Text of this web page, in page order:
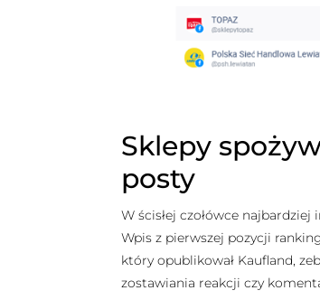
Sklepy
posty
W ścisłej czołówce
Wpis z pierwszej pozycji
który opublikował Kaufland,
zostawiania reakcji czy